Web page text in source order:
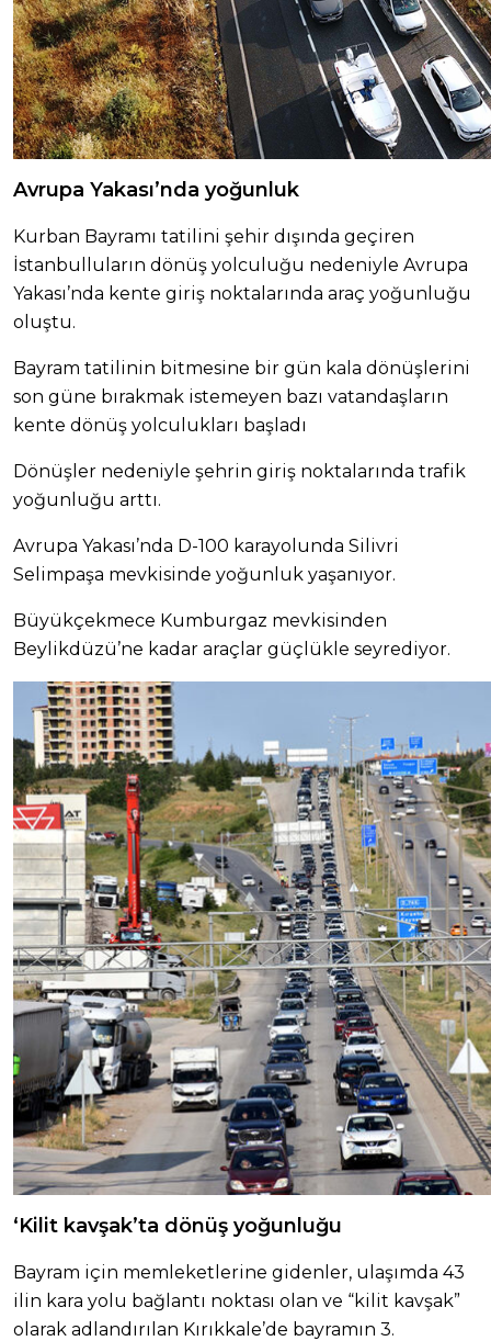
Avrupa Yakası’nda yoğunluk
Kurban Bayramı tatilini şehir dışında geçiren
İstanbulluların dönüş yolculuğu nedeniyle Avrupa
Yakası’nda kente giriş noktalarında araç yoğunluğu
oluştu.
Bayram tatilinin bitmesine bir gün kala dönüşlerini
son güne bırakmak istemeyen bazı vatandaşların
kente dönüş yolculukları başladı
Dönüşler nedeniyle şehrin giriş noktalarında trafik
yoğunluğu arttı.
Avrupa Yakası’nda D-100 karayolunda Silivri
Selimpaşa mevkisinde yoğunluk yaşanıyor.
Büyükçekmece Kumburgaz mevkisinden
Beylikdüzü’ne kadar araçlar güçlükle seyrediyor.
‘Kilit kavşak’ta dönüş yoğunluğu
Bayram için memleketlerine gidenler, ulaşımda 43
ilin kara yolu bağlantı noktası olan ve “kilit kavşak”
olarak adlandırılan Kırıkkale’de bayramın 3.